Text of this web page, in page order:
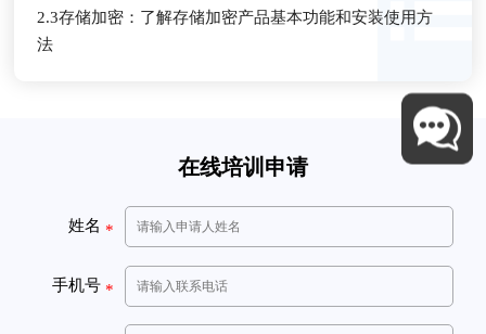
2.3存储加密：了解存储加密产品基本功能和安装使用方
法
在线培训申请
姓名 *
手机号 *